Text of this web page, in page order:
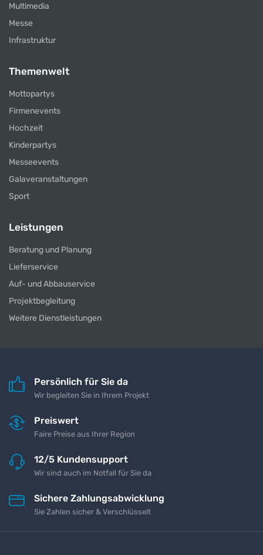
Multimedia
Messe
Infrastruktur
Themenwelt
Mottopartys
Firmenevents
Hochzeit
Kinderpartys
Messeevents
Galaveranstaltungen
Sport
Leistungen
Beratung und Planung
Lieferservice
Auf- und Abbauservice
Projektbegleitung
Weitere Dienstleistungen
Persönlich für Sie da
Wir begleiten Sie in Ihrem Projekt
Preiswert
Faire Preise aus Ihrer Region
12/5 Kundensupport
Wir sind auch im Notfall für Sie da
Sichere Zahlungsabwicklung
Sie Zahlen sicher & Verschlüsselt